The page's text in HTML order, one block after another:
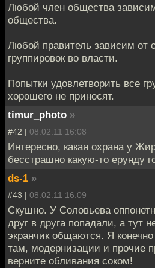
Любой член общества
общества.
Любой правитель зависим от
группировок во власти.
Попытки удовлетворить все
хорошего не приносят.
timur_photo »
#42 | 08.02.11 16:08
Интересно, какая охрана у
бесстрашно какую-то ерунду
ds-1 »
#43 | 08.02.11 16:09
Скушно. У Соловьева
друг в друга попадали, а тут
экранчик общаются. Я
там, модернизации и прочие
верните обливания соком!